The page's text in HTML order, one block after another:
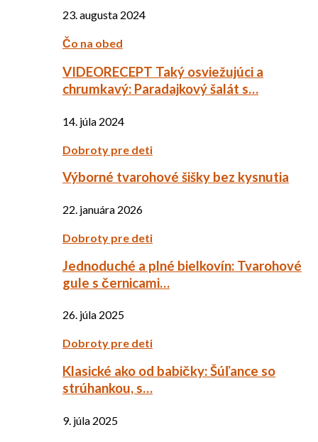
23. augusta 2024
Čo na obed
VIDEORECEPT Taký osviežujúci a
chrumkavý: Paradajkový šalát s…
14. júla 2024
Dobroty pre deti
Výborné tvarohové šišky bez kysnutia
22. januára 2026
Dobroty pre deti
Jednoduché a plné bielkovín: Tvarohové
gule s černicami…
26. júla 2025
Dobroty pre deti
Klasické ako od babičky: Šúľance so
strúhankou, s…
9. júla 2025